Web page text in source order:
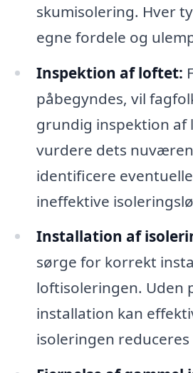
skumisolering. Hver
egne fordele og
Inspektion af loftet:
påbegyndes, vil
grundig inspektion af
vurdere dets
identificere
ineffektive
Installation af
sørge for korrekt
loftisoleringen. Uden
installation kan
isoleringen